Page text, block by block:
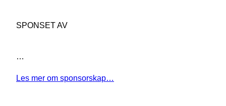
SPONSET AV
…
Les mer om sponsorskap…